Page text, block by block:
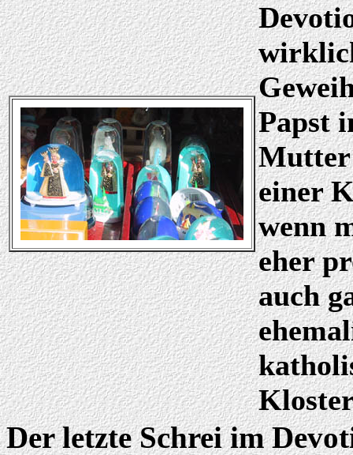
Papst
Mutter
einer
wenn
eher
auch
Der letzte Schrei im